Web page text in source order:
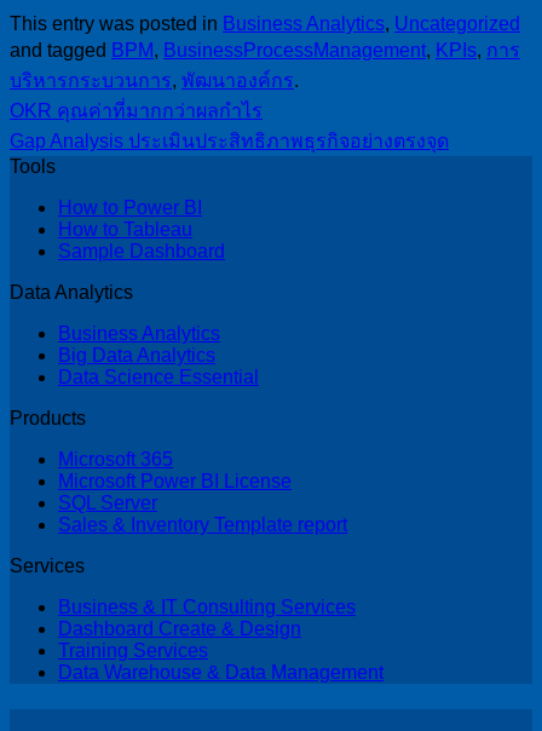
This entry was posted in Business Analytics, Uncategorized
and tagged BPM, BusinessProcessManagement, KPIs, การ
บริหารกระบวนการ, พัฒนาองค์กร.
OKR คุณค่าที่มากกว่าผลกำไร
Gap Analysis ประเมินประสิทธิภาพธุรกิจอย่างตรงจุด
Tools
How to Power BI
How to Tableau
Sample Dashboard
Data Analytics
Business Analytics
Big Data Analytics
Data Science Essential
Products
Microsoft 365
Microsoft Power BI License
SQL Server
Sales & Inventory Template report
Services
Business & IT Consulting Services
Dashboard Create & Design
Training Services
Data Warehouse & Data Management